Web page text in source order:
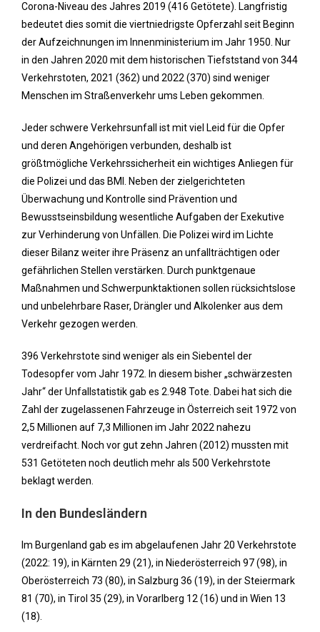
Corona-Niveau des Jahres 2019 (416 Getötete). Langfristig
bedeutet dies somit die viertniedrigste Opferzahl seit Beginn
der Aufzeichnungen im Innenministerium im Jahr 1950. Nur
in den Jahren 2020 mit dem historischen Tiefststand von 344
Verkehrstoten, 2021 (362) und 2022 (370) sind weniger
Menschen im Straßenverkehr ums Leben gekommen.
Jeder schwere Verkehrsunfall ist mit viel Leid für die Opfer
und deren Angehörigen verbunden, deshalb ist
größtmögliche Verkehrssicherheit ein wichtiges Anliegen für
die Polizei und das BMI. Neben der zielgerichteten
Überwachung und Kontrolle sind Prävention und
Bewusstseinsbildung wesentliche Aufgaben der Exekutive
zur Verhinderung von Unfällen. Die Polizei wird im Lichte
dieser Bilanz weiter ihre Präsenz an unfallträchtigen oder
gefährlichen Stellen verstärken. Durch punktgenaue
Maßnahmen und Schwerpunktaktionen sollen rücksichtslose
und unbelehrbare Raser, Drängler und Alkolenker aus dem
Verkehr gezogen werden.
396 Verkehrstote sind weniger als ein Siebentel der
Todesopfer vom Jahr 1972. In diesem bisher „schwärzesten
Jahr“ der Unfallstatistik gab es 2.948 Tote. Dabei hat sich die
Zahl der zugelassenen Fahrzeuge in Österreich seit 1972 von
2,5 Millionen auf 7,3 Millionen im Jahr 2022 nahezu
verdreifacht. Noch vor gut zehn Jahren (2012) mussten mit
531 Getöteten noch deutlich mehr als 500 Verkehrstote
beklagt werden.
In den Bundesländern
Im Burgenland gab es im abgelaufenen Jahr 20 Verkehrstote
(2022: 19), in Kärnten 29 (21), in Niederösterreich 97 (98), in
Oberösterreich 73 (80), in Salzburg 36 (19), in der Steiermark
81 (70), in Tirol 35 (29), in Vorarlberg 12 (16) und in Wien 13
(18).